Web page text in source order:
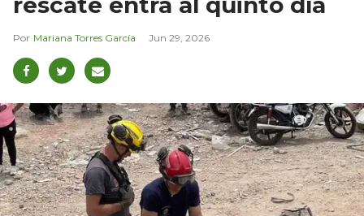
Mariana Torres García Jun 29, 2026